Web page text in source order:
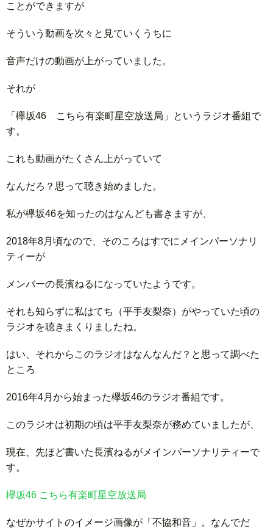
ことができますが
そういう動画を次々と見ていくうちに
音声だけの動画が上がっていました。
それが
「欅坂46 こちら有楽町星空放送局」というラジオ番組で
す。
これも動画がたくさん上がっていて
なんだろ？思って聴き始めました。
私が欅坂46を知ったのはなんども書きますが、
2018年8月頃なので、そのころはすでにメインパーソナリ
ティーが
メンバーの長濱ねるになっていたようです。
それも知らずに私はてち（平手友梨奈）がやっていた頃の
ラジオを聴きまくりましたね。
はい、それからこのラジオはなんなんだ？と思って調べた
ところ
2016年4月から始まった欅坂46のラジオ番組です。
このラジオは初期の頃は平手友梨奈が務めていましたが、
現在、先ほど書いた長濱ねるがメインパーソナリティーで
す。
欅坂46 こちら有楽町星空放送局
なぜかサイトのイメージ画像が「不協和音」。なんでだ